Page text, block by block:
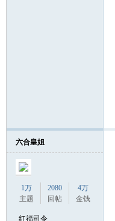
六合皇姐
1万
主题
2080
回帖
4万
金钱
红福司令